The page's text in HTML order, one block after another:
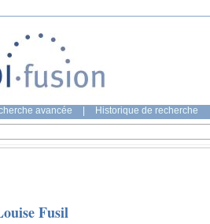
avancée Historique de recherche
Fusil